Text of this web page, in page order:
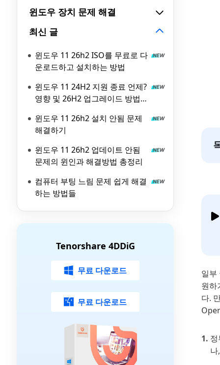
윈도우 장치 문제 해결
최신 글
윈도우 11 26h2 ISO를 무료로 다
운로드하고 설치하는 방법
윈도우 11 24H2 지원 종료 언제?
영향 및 26H2 업그레이드 방법
윈도우 11 26h2 설치 안됨 문제
해결하기
윈도우 11 26h2 업데이트 안됨
문제의 윈인과 해결방법 총정리
컴퓨터 부팅 느림 문제 쉽게 해결
하는 방법들
Tenorshare 4DDiG
무료 다운로드
무료 다운로드
일부
원하
다.